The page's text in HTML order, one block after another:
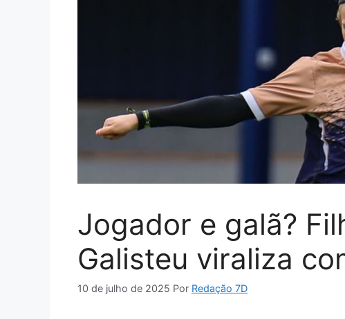
Jogador e galã?
Galisteu viraliza
10 de julho de 2025 Por Redação 7D